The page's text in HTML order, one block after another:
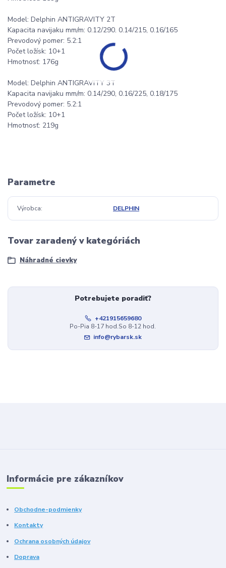
Model: Delphin ANTIGRAVITY 2T
Kapacita navijaku mm/m: 0.12/290, 0.14/215, 0.16/165
Prevodový pomer: 5.2:1
Počet ložísk: 10+1
Hmotnosť: 176g
Model: Delphin ANTIGRAVITY 3T
Kapacita navijaku mm/m: 0.14/290, 0.16/225, 0.18/175
Prevodový pomer: 5.2:1
Počet ložísk: 10+1
Hmotnosť: 219g
Parametre
Výrobca DELPHIN
Tovar zaradený v kategóriách
Náhradné cievky
Potrebujete poradiť?
+421915659680
Po-Pia 8-17 hod.So 8-12 hod.
info@rybarsk.sk
Informácie pre zákazníkov
Obchodne-podmienky
Kontakty
Ochrana osobných údajov
Doprava